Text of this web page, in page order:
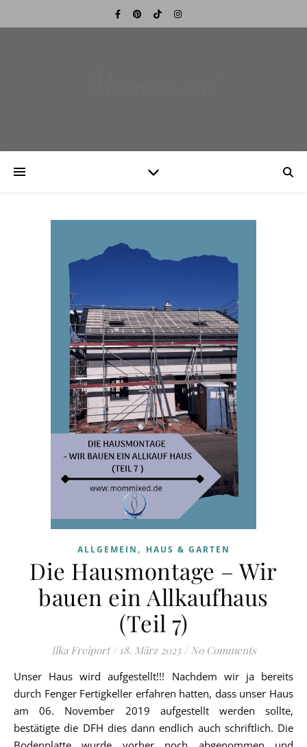
ALLGEMEIN , HAUS & GARTEN
Die Hausmontage – Wir
bauen ein Allkaufhaus
(Teil 7)
Ilka Freiport / 18. März 2023 / No Comments
Unser Haus wird aufgestellt!!! Nachdem wir ja bereits
durch Fenger Fertigkeller erfahren hatten, dass unser Haus
am 06. November 2019 aufgestellt werden sollte,
bestätigte die DFH dies dann endlich auch schriftlich. Die